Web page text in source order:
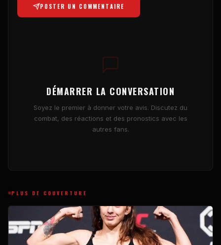
POSTER UN COMMENTAIRE
DÉMARRER LA CONVERSATION
Soyez le premier à donner votre avis. Discutez du
combat, des réactions et des pronostics avec les
autres fans.
PLUS DE COUVERTURE